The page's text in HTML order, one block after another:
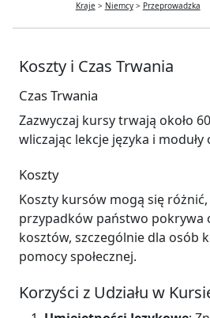
Kraje > Niemcy > Przeprowadzka
Koszty i Czas Trwania
Czas Trwania
Zazwyczaj kursy trwają około
wliczając lekcje języka i
Koszty
Koszty kursów mogą się
przypadków państwo pokrywa
kosztów, szczególnie dla osób
pomocy społecznej.
Korzyści z Udziału w